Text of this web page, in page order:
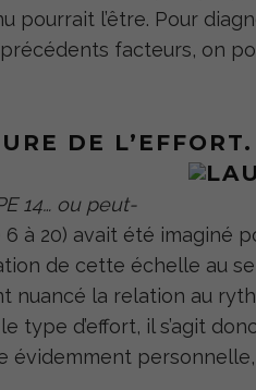
pourrait l’être. Pour
facteurs, on
DE L’EFFORT.
14… ou peut-
à 20) avait été imaginé
de cette échelle au
nuancé la relation au
type d’effort, il s’agit
évidemment